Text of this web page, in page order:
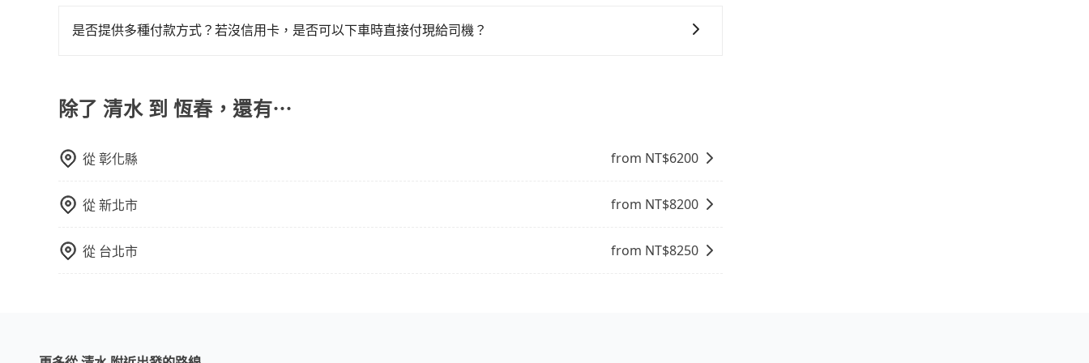
專人回覆您。
是否提供多種付款方式？若沒信用卡，是否可以下車時直接付現給司機？
費，或者利用 ATM 完成匯款。
除了 清水 到 恆春，還有⋯
從彰化縣 from NT$6200
從新北市 from NT$8200
從 台北市 from NT$8250